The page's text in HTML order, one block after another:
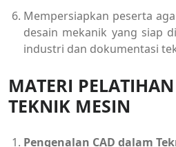
Mempersiapkan peserta
desain mekanik yang siap
industri dan dokumentasi
MATERI
TEKNIK MESIN
Pengenalan CAD dalam